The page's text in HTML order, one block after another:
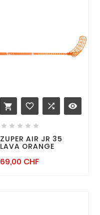
 favorite_border  remove_red_eye
    
ZUPER AIR JR 35
LAVA ORANGE
69,00 CHFPrix